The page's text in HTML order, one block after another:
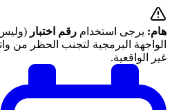
هام: يرجى استخدام رقم اختبار
الواجهة البرمجية لتجنب الحظر من
غير الواقعية.